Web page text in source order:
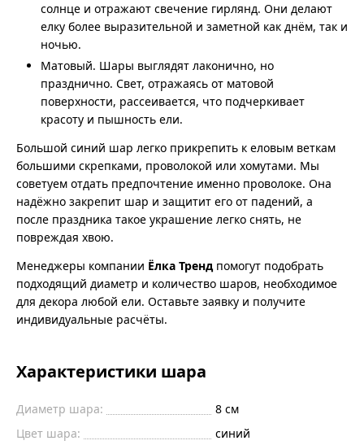
солнце и отражают свечение гирлянд. Они делают
елку более выразительной и заметной как днём, так и
ночью.
Матовый. Шары выглядят лаконично, но
празднично. Свет, отражаясь от матовой
поверхности, рассеивается, что подчеркивает
красоту и пышность ели.
Большой синий шар легко прикрепить к еловым веткам
большими скрепками, проволокой или хомутами. Мы
советуем отдать предпочтение именно проволоке. Она
надёжно закрепит шар и защитит его от падений, а
после праздника такое украшение легко снять, не
повреждая хвою.
Менеджеры компании Ёлка Трендпомогут подобрать
подходящий диаметр и количество шаров, необходимое
для декора любой ели. Оставьте заявку и получите
индивидуальные расчёты.
Характеристики шара
Диаметр шара:
8 см
Цвет шара:
синий